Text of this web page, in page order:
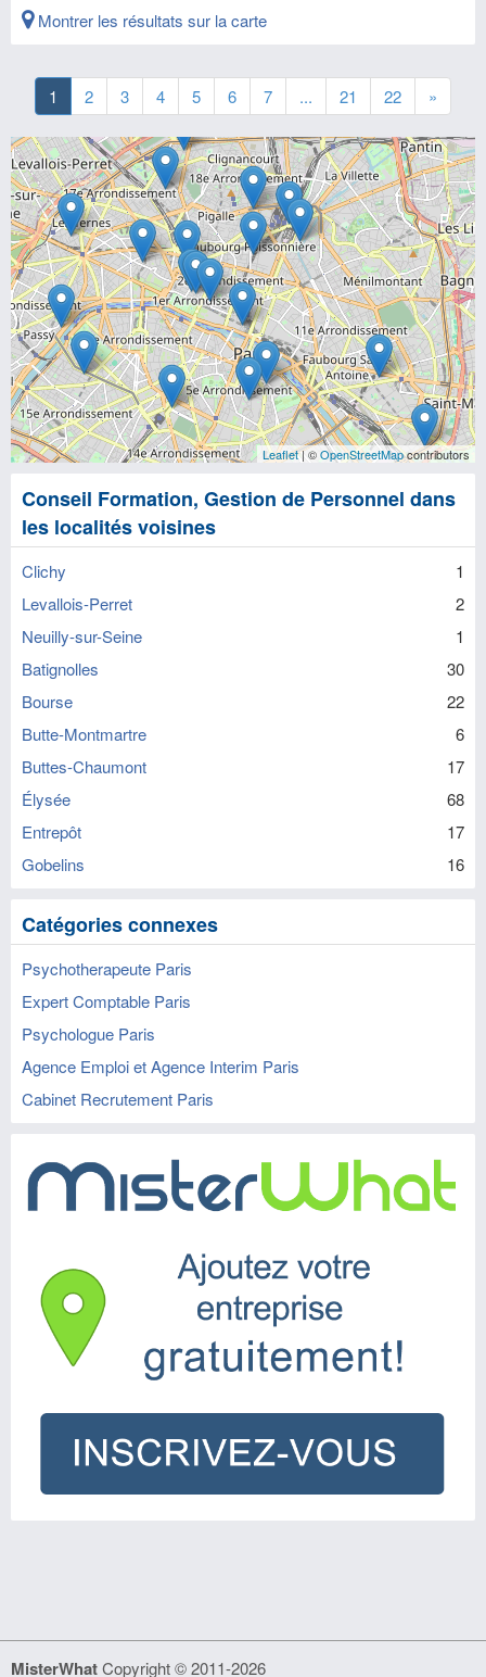
Montrer les résultats sur la carte
1 2 3 4 5 6 7 ... 21 22 »
Leaflet| ©OpenStreetMapcontributors
Conseil Formation, Gestion de Personnel dans
les localités voisines
Clichy
1
Levallois-Perret
2
Neuilly-sur-Seine
1
Batignolles
30
Bourse
22
Butte-Montmartre
6
Buttes-Chaumont
17
Élysée
68
Entrepôt
17
Gobelins
16
Catégories connexes
Psychotherapeute Paris
Expert Comptable Paris
Psychologue Paris
Agence Emploi et Agence Interim Paris
Cabinet Recrutement Paris
MisterWhatCopyright © 2011-2026